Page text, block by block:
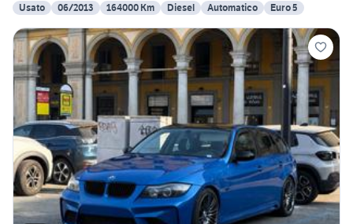
Usato
06/2013 164000 Km Diesel Automatico Euro 5